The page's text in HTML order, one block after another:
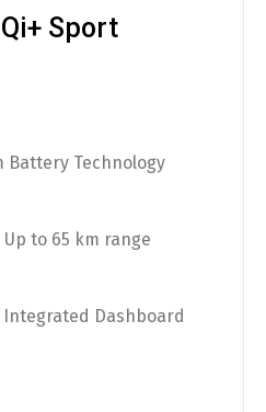
(+ €50.00 )
km/u (gedoogde snelheid)
Sport
Battery Technology
to 65 km range
Dashboard